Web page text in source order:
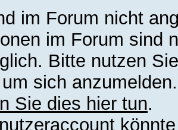
im Forum nicht
im Forum sind
Bitte nutzen
sich
Sie dies hier tun.